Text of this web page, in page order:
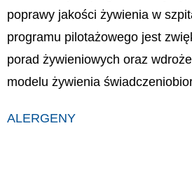
poprawy jakości żywienia w
programu pilotażowego jest
porad żywieniowych oraz
modelu żywienia
ALERGENY